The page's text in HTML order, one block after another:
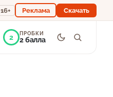
16+ Реклама Скачать
2 ПРОБКИ
2 балла